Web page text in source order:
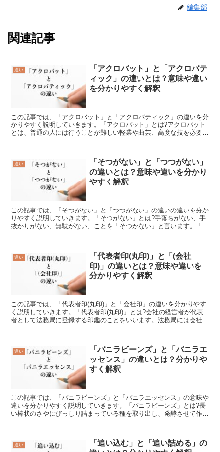
編集部
関連記事
違い
「アクロバット」と「アクロバテ
ィック」の違いとは？意味や違い
を分かりやすく解釈
この記事では、「アクロバット」と「アクロバティック」の違いを分
かりやすく説明していきます。「アクロバット」とは?アクロバット
とは、普通の人には行うことが難しい軽業や曲芸、高度な技を必要と
違い
「そつがない」と「つつがない」
の違いとは？意味や違いを分かり
やすく解釈
この記事では、「そつがない」と「つつがない」の違いの違いを分か
りやすく説明していきます。「そつがない」とは?手落ちがない、手
抜かりがない、無駄がない、ことを「そつがない」と言います。「そ
違い
「代表者印(丸印)」と「(会社
印)」の違いとは？意味や違いを
分かりやすく解釈
この記事では、「代表者印(丸印)」と「会社印」の違いを分かりやす
く説明していきます。「代表者印(丸印)」とは?会社の経営者が代表
者として法務局に登録する印鑑のことをいいます。法務局には会社を
違い
「バニラビーンズ」と「バニラエ
ッセンス」の違いとは？分かりや
すく解釈
この記事では、「バニラビーンズ」と「バニラエッセンス」の意味や
違いを分かりやすく説明していきます。「バニラビーンズ」とは?長
い棒状のさやにびっしり詰まっている種を取り出し、発酵させて作る
違い
「追い込む」と「追い詰める」の